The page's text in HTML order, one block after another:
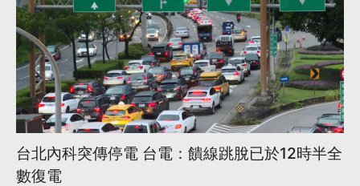
台北內科突傳停電 台電：饋線跳脫已於12時半全
數復電